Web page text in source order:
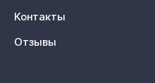
Контакты
Отзывы